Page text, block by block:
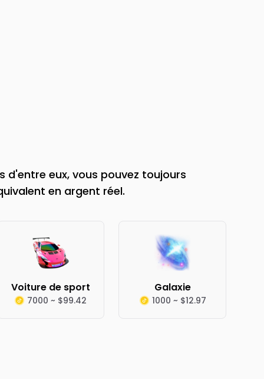
d'entre eux, vous pouvez toujours
en argent réel.
Voiture de sport
7000 ~ $99.42
Galaxie
1000 ~ $12.97